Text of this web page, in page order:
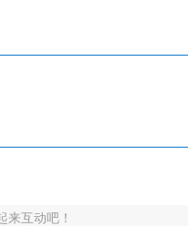
来互动吧！